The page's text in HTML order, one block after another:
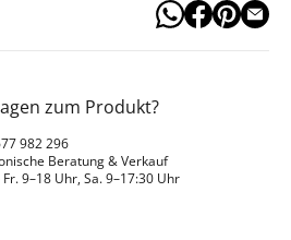
zum Produkt?
982 296
Beratung & Verkauf
Fr. 9–18 Uhr, Sa. 9–17:30 Uhr